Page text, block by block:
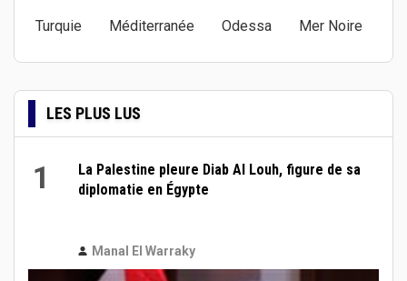
Turquie Méditerranée Odessa Mer Noire
LES PLUS LUS
1
La Palestine pleure Diab Al Louh, figure de sa
diplomatie en Égypte
Manal El Warraky